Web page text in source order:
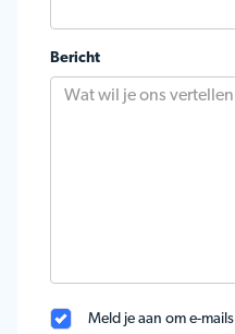
Bericht
Meld je aan om e-